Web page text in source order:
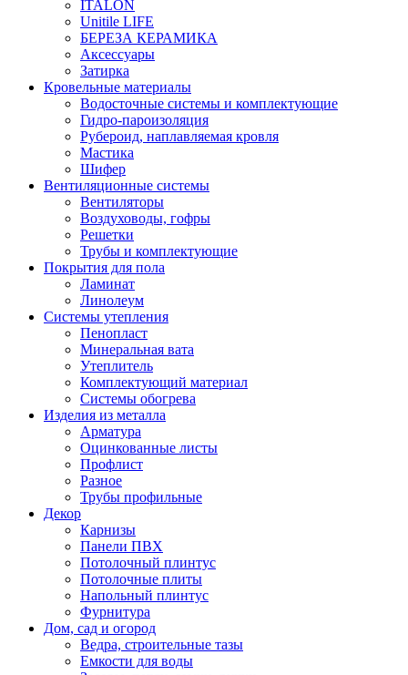
ITALON
Unitile LIFE
БЕРЕЗА КЕРАМИКА
Аксессуары
Затирка
Кровельные материалы
Водосточные системы и комплектующие
Гидро-пароизоляция
Рубероид, наплавляемая кровля
Мастика
Шифер
Вентиляционные системы
Вентиляторы
Воздуховоды, гофры
Решетки
Трубы и комплектующие
Покрытия для пола
Ламинат
Линолеум
Системы утепления
Пенопласт
Минеральная вата
Утеплитель
Комплектующий материал
Системы обогрева
Изделия из металла
Арматура
Оцинкованные листы
Профлист
Разное
Трубы профильные
Декор
Карнизы
Панели ПВХ
Потолочный плинтус
Потолочные плиты
Напольный плинтус
Фурнитура
Дом, сад и огород
Ведра, строительные тазы
Емкости для воды